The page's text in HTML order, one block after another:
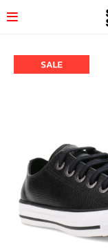
